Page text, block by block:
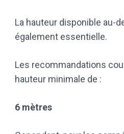
La hauteur disponible au-
également essentielle.
Les recommandations
hauteur minimale de :
6 mètres